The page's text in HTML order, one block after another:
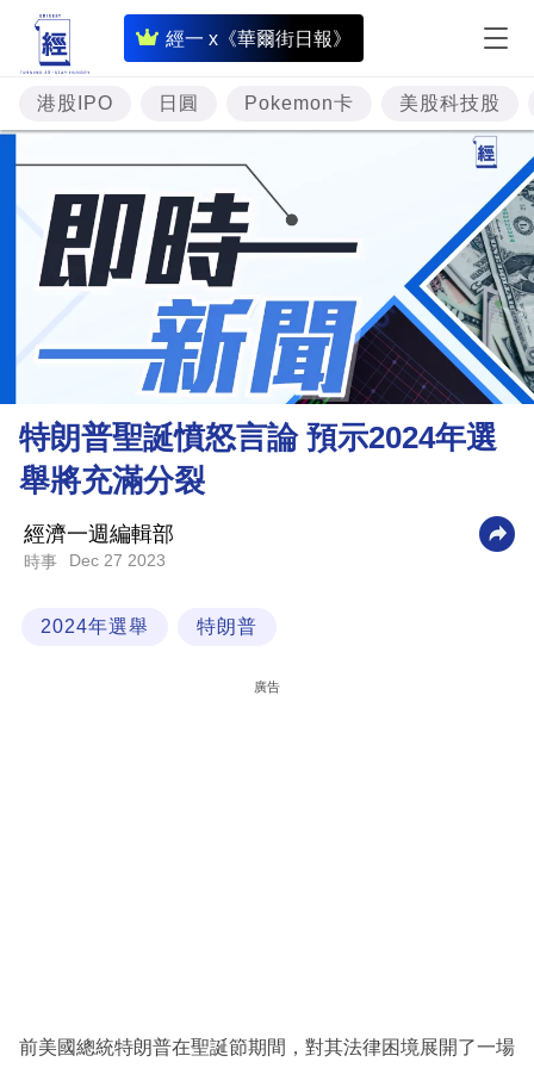
經一 x《華爾街日報》
即
時
財
經
專
題
投
資
樓
市
財
商
業
科
區
港股IPO 日圓 Pokemon卡 美股科技股
特朗普聖誕憤怒言論 預示2024年選
舉將充滿分裂
經濟一週編輯部
時事 Dec 27 2023
2024年選舉 特朗普
廣告
前美國總統特朗普在聖誕節期間，對其法律困境展開了一場